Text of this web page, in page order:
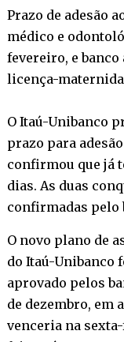
Prazo de adesão
médico e
fevereiro, e
licença-
O Itaú-Unibanco
prazo para
confirmou que já
dias. As duas
confirmadas pelo
O novo plano de
do Itaú-Unibanco
aprovado pelos
de dezembro, em
venceria na sexta-